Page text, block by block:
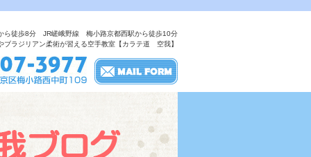
ら徒歩8分 JR嵯峨野線 梅小路京都西駅から徒歩10分
ブラジリアン柔術が習える空手教室【カラテ道 空我】